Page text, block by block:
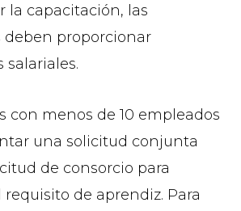
la capacitación, las
deben proporcionar
salariales.
con menos de 10 empleados
una solicitud conjunta
de consorcio para
de aprendiz. Para